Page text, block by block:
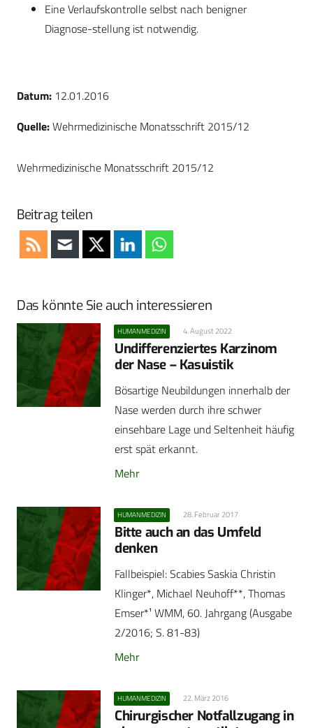
Eine Verlaufskontrolle selbst nach benigner
Diagnose-stellung ist notwendig.
Datum: 12.01.2016
Quelle:Wehrmedizinische Monatsschrift 2015/12
Wehrmedizinische Monatsschrift 2015/12
Beitrag teilen
Das könnte Sie auch interessieren
HUMANMEDIZIN 4. August 2022
Undifferenziertes Karzinom
der Nase – Kasuistik
Bösartige Neubildungen innerhalb der
Nase werden durch ihre schwer
einsehbare Lage und Seltenheit häufig
erst spät erkannt.
Mehr
HUMANMEDIZIN 28. Februar 2017
Bitte auch an das Umfeld
denken
Fallbeispiel: Scabies Saskia Christin
Klinger*, Michael Neuhoff**, Thomas
Emser*¹ WMM, 60. Jahrgang (Ausgabe
2/2016; S. 81-83)
Mehr
HUMANMEDIZIN 22. März 2016
Chirurgischer Notfallzugang in